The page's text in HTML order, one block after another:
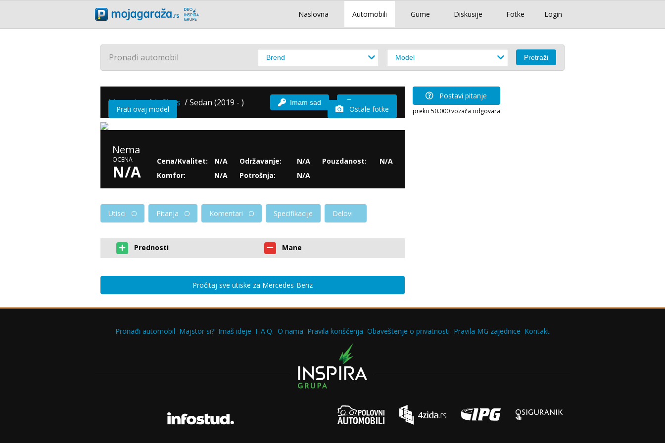
Login
Naslovna Automobili Gume Diskusije Fotke
Pronađi automobil
Mercedes /A-Class /Sedan (2019 - ) Imam sad
Prati ovaj model Ostale fotke
Nema
OCENA
N/A
Cena/Kvalitet:
N/A
Komfor:
N/A
Održavanje:
N/A
Potrošnja:
N/A
Pouzdanost: N/A
Utisci Pitanja Komentari Specifikacije Delovi
Prednosti Mane
Pročitaj sve utiske za Mercedes-Benz
Postavi pitanje
preko 50.000 vozača odgovara
Pronađi automobil Majstor si? Imaš ideje F.A.Q. O nama Pravila korišćenja Obaveštenje o privatnosti Pravila MG zajednice Kontakt